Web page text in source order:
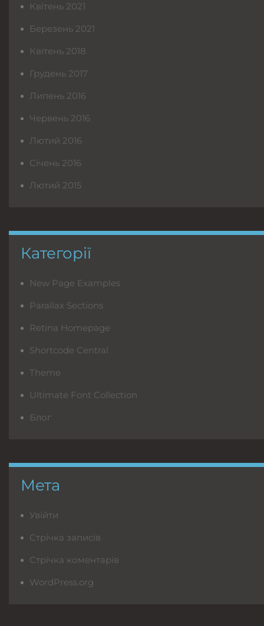
Квітень 2021
Березень 2021
Квітень 2018
Грудень 2017
Липень 2016
Червень 2016
Лютий 2016
Січень 2016
Лютий 2015
Категорії
New Page Examples
Parallax Sections
Retina Homepage
Shortcode Central
Theme
Ultimate Font Collection
Блог
Мета
Увійти
Стрічка записів
Стрічка коментарів
WordPress.org